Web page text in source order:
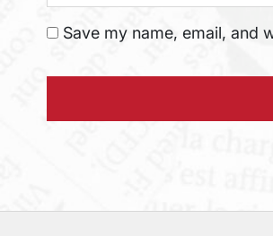
Save my name, email, and